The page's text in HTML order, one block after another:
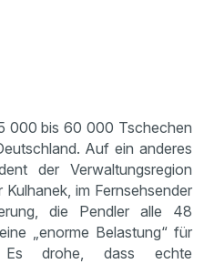
000 bis 60 000 Tschechen
Auf ein anderes
der Verwaltungsregion
im Fernsehsender
die Pendler alle 48
„enorme Belastung“ für
Es drohe, dass echte